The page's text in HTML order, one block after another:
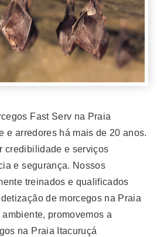
Fast Serv na Praia
e arredores há mais de 20 anos.
credibilidade e serviços
e segurança. Nossos
treinados e qualificados
de morcegos na Praia
promovemos a
na Praia Itacuruçá